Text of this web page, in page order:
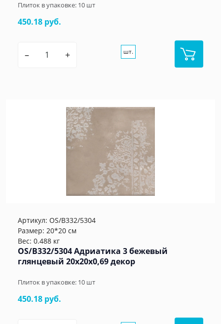
Плиток в упаковке: 10 шт
450.18 руб.
– + шт.
Артикул: OS/B332/5304
Размер: 20*20 см
Вес: 0.488 кг
OS/B332/5304 Адриатика 3 бежевый
глянцевый 20x20x0,69 декор
Плиток в упаковке: 10 шт
450.18 руб.